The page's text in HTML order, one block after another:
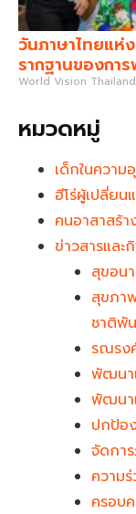
วันภาษาไทยแห่
รากฐานของกา
World Vision Thailand
หมวดหมู่
เด็กในความ
ฮีโร่ผู้เปลี่ยน
คนอาสาสร้
ข่าวสารและ
สุขอน
สุขภา
ชาติพั
รณรง
พัฒนา
พัฒนา
ปกป้อ
จัดกา
ความ
ครอบ